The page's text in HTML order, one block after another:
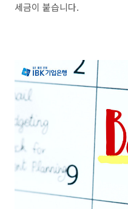
세금이 붙습니다.